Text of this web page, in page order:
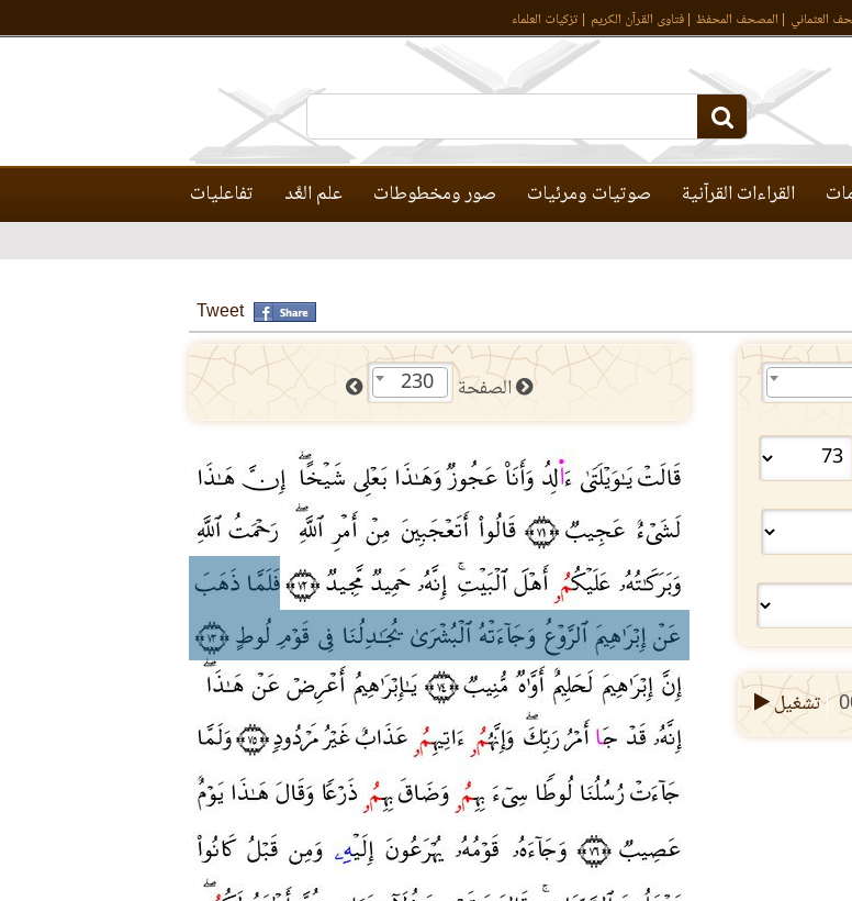
العثماني المصحف المحفظ فتاوى القرآن الكريم تزكيات العلماء
القراءات القرآنية صوتيات ومرئيات صور ومخطوطات علم العَّد تفاعليات
Tweet
تشغيل
الصفحة 230